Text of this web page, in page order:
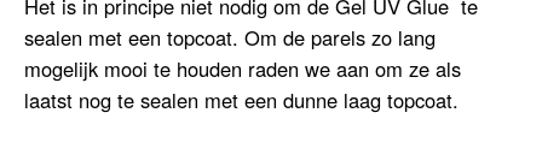
Het is in principe niet nodig om de Gel UV Glue te
sealen met een topcoat. Om de parels zo lang
mogelijk mooi te houden raden we aan om ze als
laatst nog te sealen met een dunne laag topcoat.